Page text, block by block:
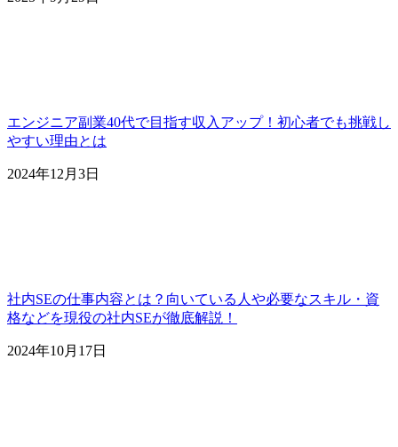
エンジニア副業40代で目指す収入アップ！初心者でも挑戦し
やすい理由とは
2024年12月3日
社内SEの仕事内容とは？向いている人や必要なスキル・資
格などを現役の社内SEが徹底解説！
2024年10月17日